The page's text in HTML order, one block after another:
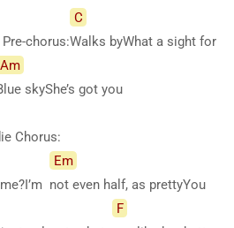
chorus:
C
Walks byWhat a sight for
Am
skyShe’s got you
Chorus:
Em
not even half, as prettyYou
F